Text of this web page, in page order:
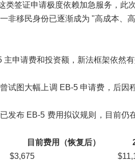
类签证申请极度依赖加急服务，此
非移民身份已逐渐成为 "高成本、
主申请费和投资额，新法框架依然
试图大幅上调 EB-5 申请费，后
发布 EB-5 费用拟议规则，目前
目前费用（恢复后）
$3,675